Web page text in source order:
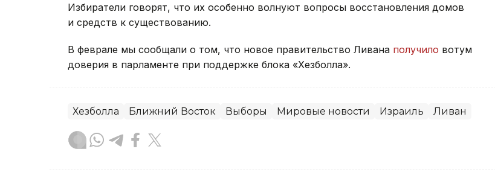
Избиратели говорят, что их особенно волнуют вопросы восстановления домов
и средств к существованию.
В феврале мы сообщали о том, что новое правительство Ливана получило вотум
доверия в парламенте при поддержке блока «Хезболла».
Хезболла Ближний Восток Выборы Мировые новости Израиль Ливан